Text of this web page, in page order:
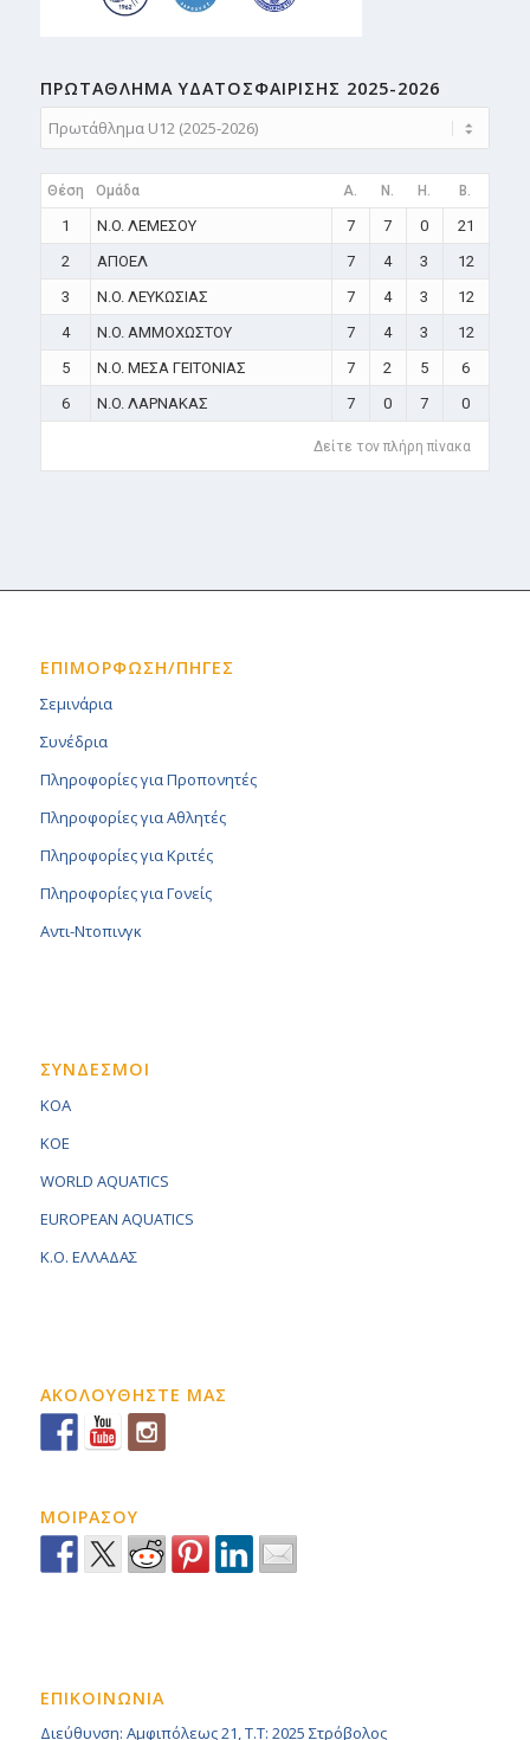
ΠΡΩΤΑΘΛΗMA ΥΔΑΤΟΣΦΑΙΡΙΣΗΣ 2025-2026
Θέση Ομάδα A. N. H. B.
1 N.O. ΛΕΜΕΣΟΥ 7 7 0
21
2
ΑΠΟΕΛ 7 4 3
12
3
N.O. ΛΕΥΚΩΣΙΑΣ 7 4 3
12
4
N.O. ΑΜΜΟΧΩΣΤΟΥ 7 4 3
12
5
N.O. ΜΕΣΑ ΓΕΙΤΟΝΙΑΣ 7 2 5
6
6
N.O. ΛΑΡΝΑΚΑΣ 7 0 7 0
Δείτε τον πλήρη πίνακα
ΕΠΙΜΟΡΦΩΣΗ/ΠΗΓΕΣ
Σεμινάρια
Συνέδρια
Πληροφορίες για Προπονητές
Πληροφορίες για Αθλητές
Πληροφορίες για Κριτές
Πληροφορίες για Γονείς
Αντι-Ντοπινγκ
ΣΥΝΔΕΣΜΟΙ
KOA
KOE
WORLD AQUATICS
EUROPEAN AQUATICS
K.O. ΕΛΛΑΔΑΣ
ΑΚΟΛΟΥΘΗΣΤΕ ΜΑΣ
ΜΟΙΡΑΣΟΥ
ΕΠΙΚΟΙΝΩΝΙΑ
Διεύθυνση: Αμφιπόλεως 21, Τ.Τ: 2025 Στρόβολος